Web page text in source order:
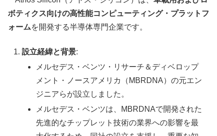
ボティクス向けの高性能コンピューティング・プラットフ
ォームを開発する半導体専門企業です。
設立経緯と背景:
メルセデス・ベンツ・リサーチ＆ディベロップ
メント・ノースアメリカ（MBRDNA）の元エン
ジニアらが設立しました。
メルセデス・ベンツは、MBRDNAで開発された
先進的なチップレット技術の業界への影響を最